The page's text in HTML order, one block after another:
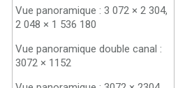
Vue panoramique : 3 072 × 2 304,
2 048 × 1 536 180
Vue panoramique double canal :
3072 × 1152